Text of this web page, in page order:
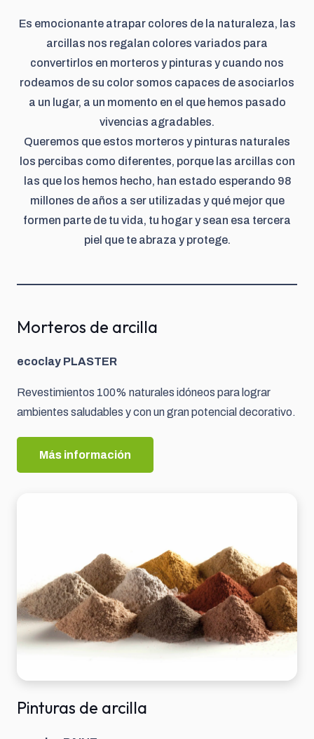
Es emocionante atrapar colores de la naturaleza, las
arcillas nos regalan colores variados para
convertirlos en morteros y pinturas y cuando nos
rodeamos de su color somos capaces de asociarlos
a un lugar, a un momento en el que hemos pasado
vivencias agradables.
Queremos que estos morteros y pinturas naturales
los percibas como diferentes, porque las arcillas con
las que los hemos hecho, han estado esperando 98
millones de años a ser utilizadas y qué mejor que
formen parte de tu vida, tu hogar y sean esa tercera
piel que te abraza y protege.
Morteros de arcilla
ecoclay PLASTER
Revestimientos 100% naturales idóneos para lograr
ambientes saludables y con un gran potencial decorativo.
Más información
Pinturas de arcilla